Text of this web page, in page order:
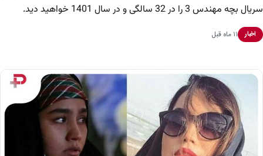
سریال بچه مهندس 3 را در 32 سالگی و در سال 1401 خواهید دید.
اخبار ۱۱ ماه قبل